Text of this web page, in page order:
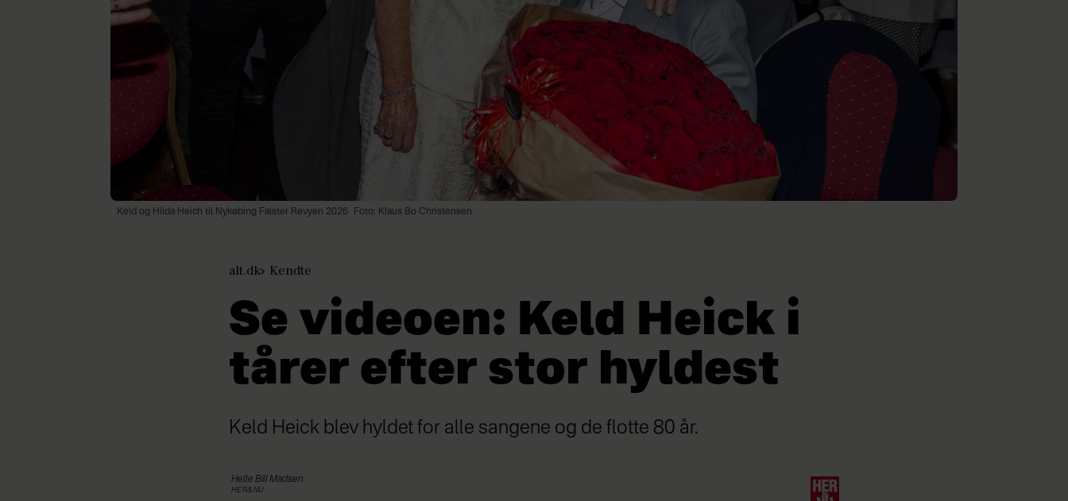
Keld og Hilda Heich til Nykøbing Falster Revyen 2026 Foto: Klaus Bo Christensen
alt.dk Kendte
Se videoen: Keld Heick i
tårer efter stor hyldest
Keld Heick blev hyldet for alle sangene og de flotte 80 år.
Helle BillMadsen
HER&NU